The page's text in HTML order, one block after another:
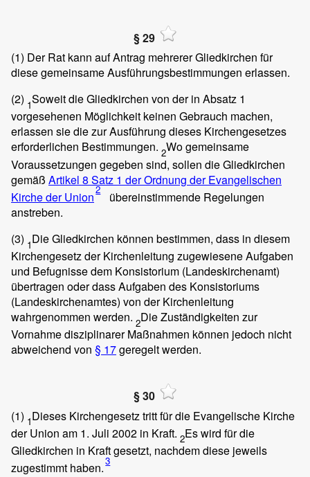
§ 29
(1) Der Rat kann auf Antrag mehrerer Gliedkirchen für
diese gemeinsame Ausführungsbestimmungen erlassen.
(2) 1Soweit die Gliedkirchen von der in Absatz 1
vorgesehenen Möglichkeit keinen Gebrauch machen,
erlassen sie die zur Ausführung dieses Kirchengesetzes
erforderlichen Bestimmungen. 2Wo gemeinsame
Voraussetzungen gegeben sind, sollen die Gliedkirchen
gemäß Artikel 8 Satz 1 der Ordnung der Evangelischen
Kirche der Union2
übereinstimmende Regelungen
anstreben.
(3) 1Die Gliedkirchen können bestimmen, dass in diesem
Kirchengesetz der Kirchenleitung zugewiesene Aufgaben
und Befugnisse dem Konsistorium (Landeskirchenamt)
übertragen oder dass Aufgaben des Konsistoriums
(Landeskirchenamtes) von der Kirchenleitung
wahrgenommen werden. 2Die Zuständigkeiten zur
Vornahme disziplinarer Maßnah­men können jedoch nicht
abweichend von § 17geregelt werden.
§ 30
(1) 1Dieses Kirchengesetz tritt für die Evangelische Kirche
der Union am 1. Juli 2002 in Kraft. 2Es wird für die
Gliedkirchen in Kraft gesetzt, nachdem diese jeweils
zugestimmt haben.3